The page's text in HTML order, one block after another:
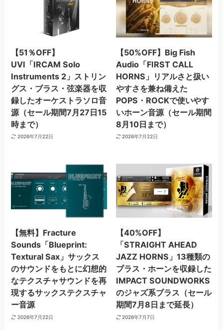
【51％OFF】
UVI「IRCAM Solo
Instruments 2」ストリン
グス・ブラス・弦楽器を収
録したオーケストラソロ音
源（セール期間7月27日15
時まで）
2026年7月22日
【50%OFF】Big Fish
Audio「FIRST CALL
HORNS」リアルさと扱い
やすさを兼ね備えた
POPS・ROCKで使いやす
いホーン音源（セール期間
8月10日まで）
2026年7月22日
【無料】Fracture
Sounds「Blueprint:
Textural Sax」サックス
のサウンドをもとに幻想的
なテクスチャサウンドを再
現するサックステクスチャ
ー音源
2026年7月22日
【40%OFF】
「STRAIGHT AHEAD
JAZZ HORNS」13種類の
ブラス・ホーンを収録した
IMPACT SOUNDWORKS
のジャズ系ブラス（セール
期間7月8日まで延長）
2026年7月7日